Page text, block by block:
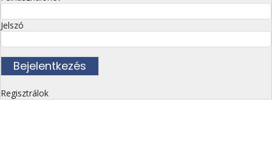
Jelszó
Regisztrálok